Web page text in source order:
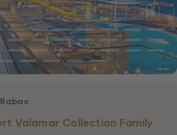
Valamar Collection Family
Rabac